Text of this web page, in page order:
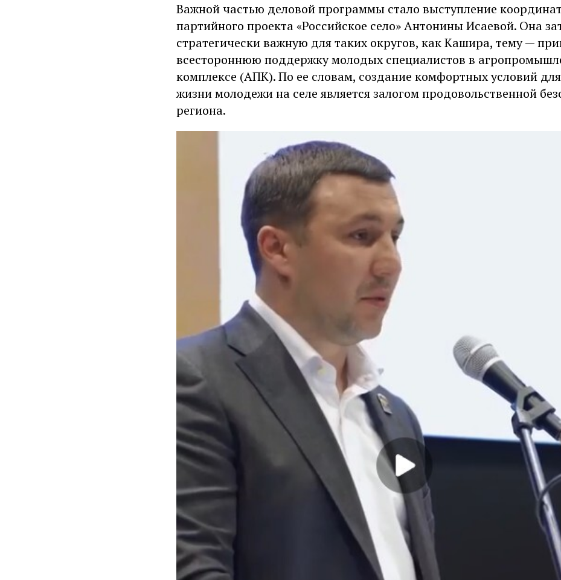
Важной частью деловой программы стало выступление
партийного проекта «Российское село» Антонины Исаевой. Она
стратегически важную для таких округов, как Кашира, тему —
всестороннюю поддержку молодых специалистов в
комплексе (АПК). По ее словам, создание комфортных условий
жизни молодежи на селе является залогом продовольственной
региона.